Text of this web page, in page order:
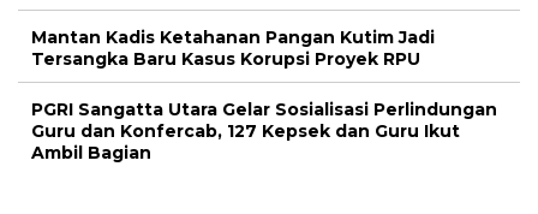
Mantan Kadis Ketahanan Pangan Kutim Jadi
Tersangka Baru Kasus Korupsi Proyek RPU
PGRI Sangatta Utara Gelar Sosialisasi Perlindungan
Guru dan Konfercab, 127 Kepsek dan Guru Ikut
Ambil Bagian